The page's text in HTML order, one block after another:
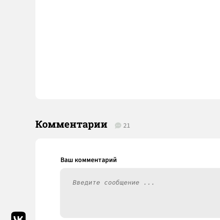
Комментарии 21